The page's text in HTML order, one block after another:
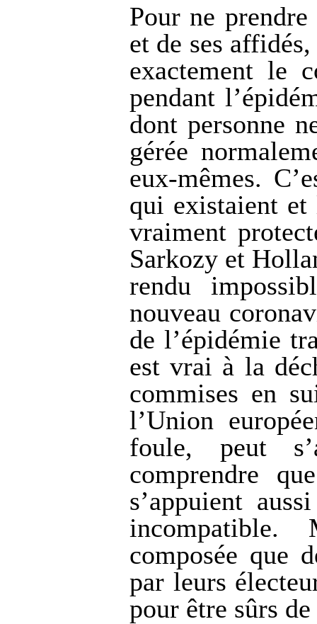
Pour ne
et de ses
exactement le
pendant
dont personne
gérée
eux-mêmes.
qui existaient et
vraiment
Sarkozy et
rendu
nouveau
de l’épidémie
est vrai à la
commises en
l’Union
foule, peut
comprendre
s’appuient
incompatible.
composée que
par leurs
pour être sûrs